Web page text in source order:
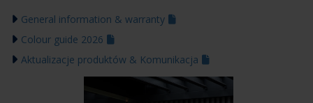
General information & warranty
Colour guide 2026
Aktualizacje produktów & Komunikacja